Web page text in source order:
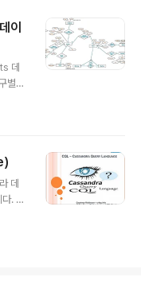
이
데
별/
이
베
지
산
데
. 카
에